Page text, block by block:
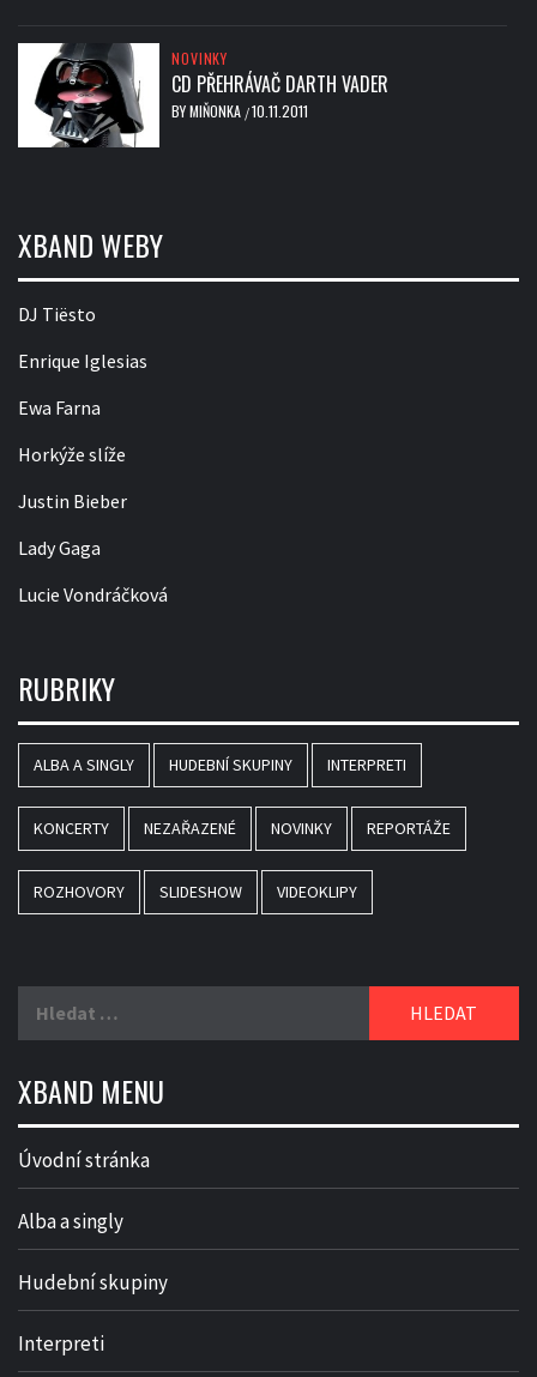
NOVINKY
CD PŘEHRÁVAČ DARTH VADER
BYMIŇONKA /10.11.2011
XBAND WEBY
DJ Tiësto
Enrique Iglesias
Ewa Farna
Horkýže slíže
Justin Bieber
Lady Gaga
Lucie Vondráčková
RUBRIKY
ALBA A SINGLY HUDEBNÍ SKUPINY INTERPRETI
KONCERTY NEZAŘAZENÉ NOVINKY REPORTÁŽE
ROZHOVORY SLIDESHOW VIDEOKLIPY
XBAND MENU
Úvodní stránka
Alba a singly
Hudební skupiny
Interpreti